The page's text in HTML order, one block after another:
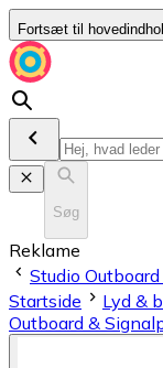
Fortsæt til
Søg
Reklame
Studio
Startside
Lyd &
Outboard &